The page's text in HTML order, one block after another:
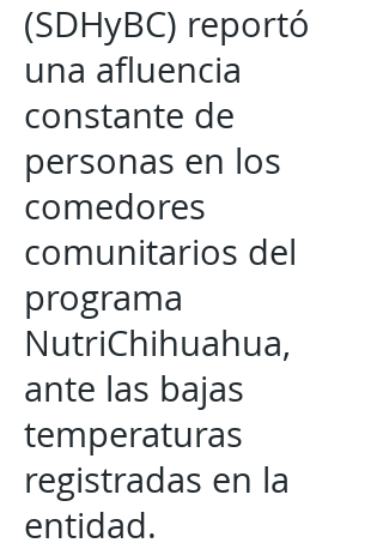
(SDHyBC) reportó
una afluencia
constante de
personas en los
comedores
comunitarios del
programa
NutriChihuahua,
ante las bajas
temperaturas
registradas en la
entidad.